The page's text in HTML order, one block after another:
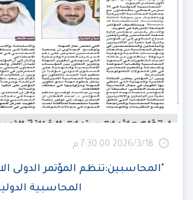
18‏‏/3‏‏/2026 7:30:00 م
"المحاسبين:تنظم المؤتمر الدولى
المحاسبية